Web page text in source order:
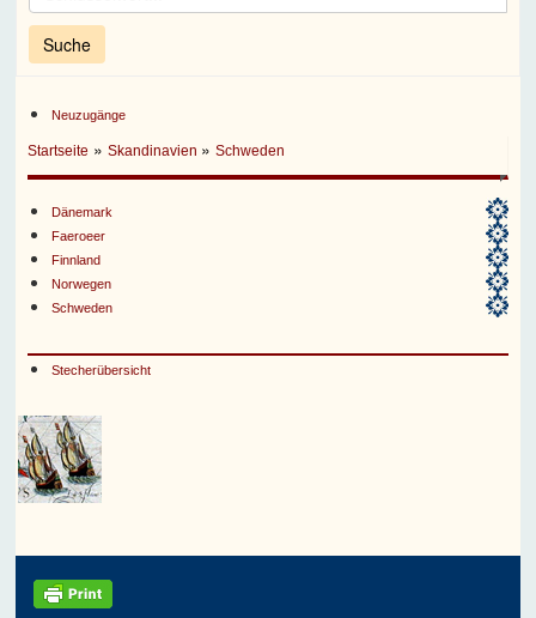
Neuzugänge
Startseite »Skandinavien »Schweden
Dänemark
Faeroeer
Finnland
Norwegen
Schweden
Stecherübersicht